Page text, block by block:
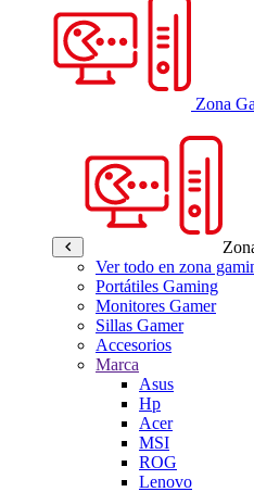
Zona
Ver todo en zona
Portátiles Gaming
Monitores Gamer
Sillas Gamer
Accesorios
Marca
Asus
Hp
Acer
MSI
ROG
Lenovo